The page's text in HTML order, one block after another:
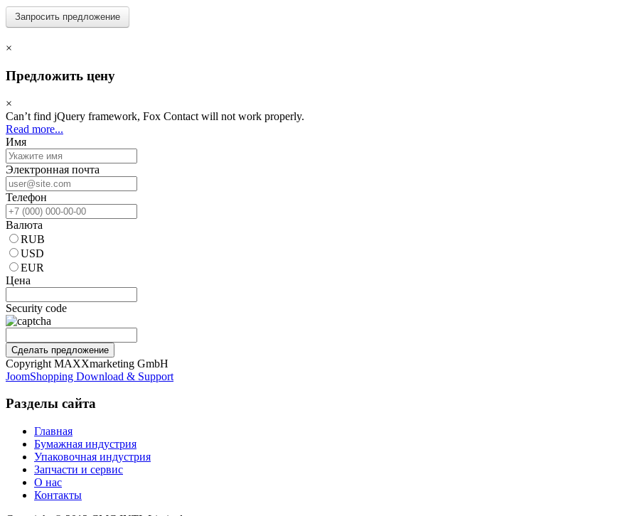
Запросить предложение
×
Предложить цену
×
Can’t find jQuery framework, Fox Contact will not work properly.
Read more...
Имя
Электронная почта
Телефон
Валюта
RUB
USD
EUR
Цена
Security code
Сделать предложение
Copyright MAXXmarketing GmbH
JoomShopping Download & Support
Разделы сайта
Главная
Бумажная индустрия
Упаковочная индустрия
Запчасти и сервис
О нас
Контакты